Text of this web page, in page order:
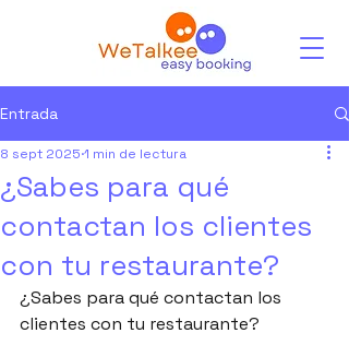
Entrada
¿Sabes para qué
contactan los clientes
con tu restaurante?
8 sept 2025 1 min de lectura
¿Sabes para qué contactan los
clientes con tu restaurante?